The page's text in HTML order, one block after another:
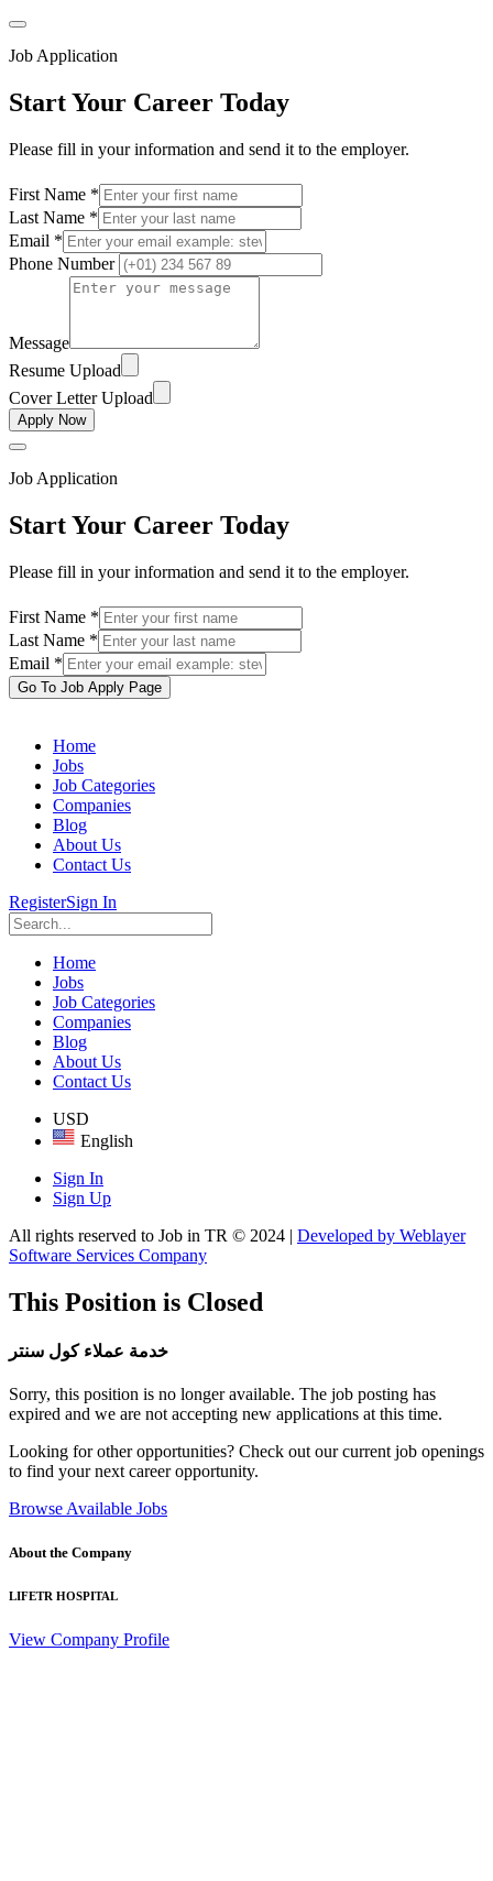
Job Application
Start Your Career Today
Please fill in your information and send it to the employer.
First Name *
Last Name *
Email *
Phone Number
Message
Resume Upload
Cover Letter Upload
Apply Now
Job Application
Start Your Career Today
Please fill in your information and send it to the employer.
First Name *
Last Name *
Email *
Go To Job Apply Page
Home
Jobs
Job Categories
Companies
Blog
About Us
Contact Us
RegisterSign In
Home
Jobs
Job Categories
Companies
Blog
About Us
Contact Us
USD
English
Sign In
Sign Up
All rights reserved to Job in TR © 2024 | Developed by Weblayer
Software Services Company
This Position is Closed
خدمة عملاء كول سنتر
Sorry, this position is no longer available. The job posting has
expired and we are not accepting new applications at this time.
Looking for other opportunities? Check out our current job openings
to find your next career opportunity.
Browse Available Jobs
About the Company
LIFETR HOSPITAL
View Company Profile